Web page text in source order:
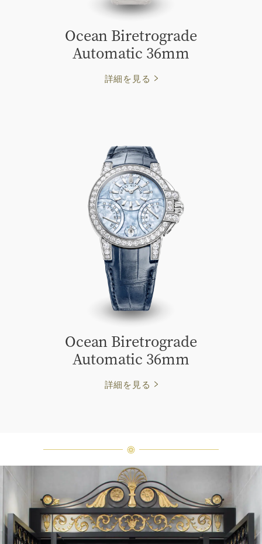
Ocean Biretrograde
Automatic 36mm
詳細を見る
Ocean Biretrograde
Automatic 36mm
詳細を見る